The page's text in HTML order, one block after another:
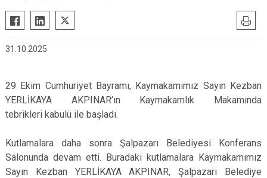
Arsin
Dernekpazarı
Düzköy
Vakfıkebir
31.10.2025
29 Ekim Cumhuriyet Bayramı, Kaymakamımız Sayın Kezban
YERLİKAYA AKPINAR’ın Kaymakamlık Makamında
tebrikleri kabulü ile başladı.
Kutlamalara daha sonra Şalpazarı Belediyesi Konferans
Salonunda devam etti. Buradaki kutlamalara Kaymakamımız
Sayın Kezban YERLİKAYA AKPINAR, Şalpazarı Belediye